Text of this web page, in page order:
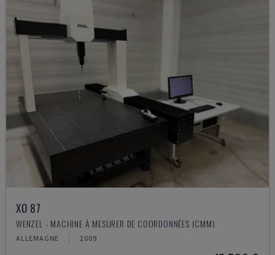
XO 87
WENZEL - MACHINE À MESURER DE COORDONNÉES (CMM)
ALLEMAGNE 2009